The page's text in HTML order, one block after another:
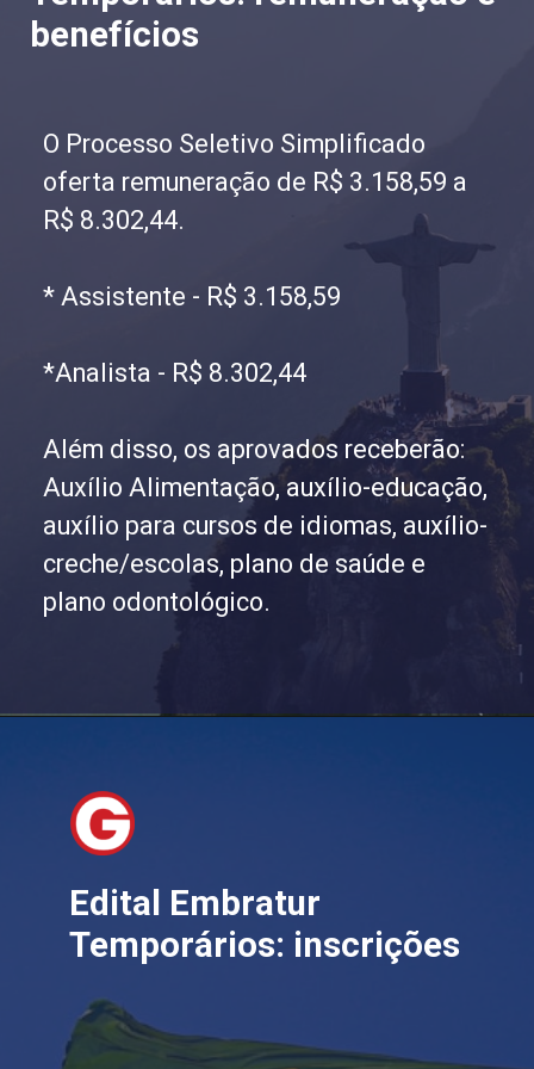
benefícios
O Processo Seletivo Simplificado
oferta remuneração de R$ 3.158,59 a
R$ 8.302,44.
* Assistente - R$ 3.158,59
*Analista - R$ 8.302,44
Além disso, os aprovados receberão:
Auxílio Alimentação, auxílio-educação,
auxílio para cursos de idiomas, auxílio-
creche/escolas, plano de saúde e
plano odontológico.
Edital Embratur
Temporários: inscrições